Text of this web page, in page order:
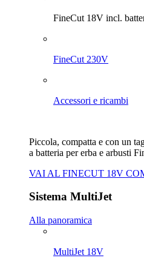
FineCut 18V incl.
FineCut 230V
Accessori e ricambi
Piccola, compatta e con un
a batteria per erba e arbusti
VAI AL FINECUT 18V
Sistema MultiJet
Alla panoramica
MultiJet 18V